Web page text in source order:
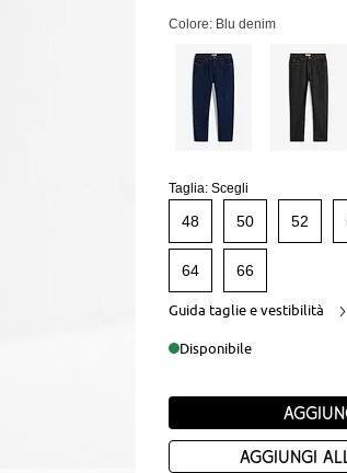
Colore: Blu denim
Taglia:Scegli
48 50 52
64 66
Guida taglie e vestibilità
Disponibile
Aggiungi